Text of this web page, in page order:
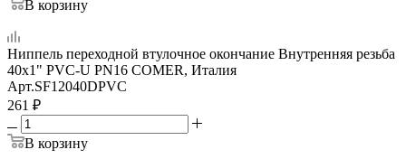
В корзину
Ниппель переходной втулочное окончание Внутренняя резьба
40х1" PVC-U PN16 COMER, Италия
Арт.SF12040DPVC
261 ₽
В корзину